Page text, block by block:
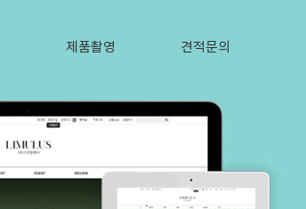
제품촬영 견적문의